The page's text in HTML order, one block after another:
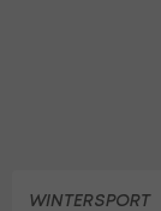
WINTERSPORT